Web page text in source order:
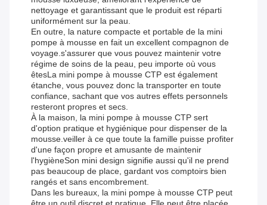
nettoyage et garantissant que le produit est réparti
uniformément sur la peau.
En outre, la nature compacte et portable de la mini
pompe à mousse en fait un excellent compagnon de
voyage.s'assurer que vous pouvez maintenir votre
régime de soins de la peau, peu importe où vous
êtesLa mini pompe à mousse CTP est également
étanche, vous pouvez donc la transporter en toute
confiance, sachant que vos autres effets personnels
resteront propres et secs.
À la maison, la mini pompe à mousse CTP sert
d'option pratique et hygiénique pour dispenser de la
mousse.veiller à ce que toute la famille puisse profiter
d'une façon propre et amusante de maintenir
l'hygièneSon mini design signifie aussi qu'il ne prend
pas beaucoup de place, gardant vos comptoirs bien
rangés et sans encombrement.
Dans les bureaux, la mini pompe à mousse CTP peut